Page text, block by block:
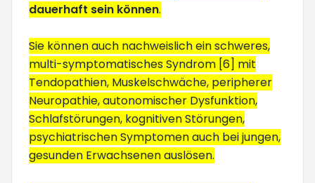
dauerhaft sein können.
Sie können auch nachweislich ein schweres,
multi-symptomatisches Syndrom [6] mit
Tendopathien, Muskelschwäche, peripherer
Neuropathie, autonomischer Dysfunktion,
Schlafstörungen, kognitiven Störungen,
psychiatrischen Symptomen auch bei jungen,
gesunden Erwachsenen auslösen.